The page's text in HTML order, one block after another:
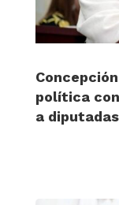
política
a